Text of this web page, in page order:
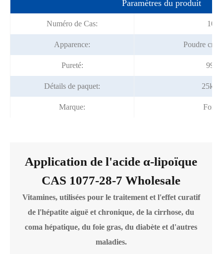
Paramètres du produit
Numéro de Cas:
Apparence: Poudre
Pureté: 99 ~
Détails de paquet: 25kg/
Marque:
Application de l'acide α-lipoïque
CAS 1077-28-7 Wholesale
Vitamines, utilisées pour le traitement et l'effet curatif
de l'hépatite aiguë et chronique, de la cirrhose, du
coma hépatique, du foie gras, du diabète et d'autres
maladies.